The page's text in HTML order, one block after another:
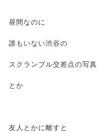
昼間なのに
誰もいない渋谷の
スクランブル交差点の写真
とか
友人とかに離すと